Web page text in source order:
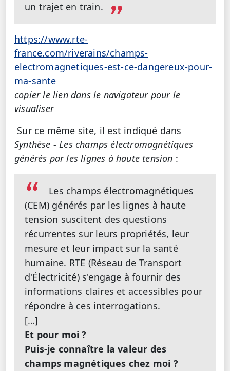
un trajet en train.
https://www.rte-
france.com/riverains/champs-
electromagnetiques-est-ce-dangereux-pour-
ma-sante
copier le lien dans le navigateur pour le
visualiser
Sur ce même site, il est indiqué dans
Synthèse - Les champs électromagnétiques
générés par les lignes à haute tension :
Les champs électromagnétiques
(CEM) générés par les lignes à haute
tension suscitent des questions
récurrentes sur leurs propriétés, leur
mesure et leur impact sur la santé
humaine. RTE (Réseau de Transport
d'Électricité) s'engage à fournir des
informations claires et accessibles pour
répondre à ces interrogations.
[…]
Et pour moi ?
Puis-je connaître la valeur des
champs magnétiques chez moi ?